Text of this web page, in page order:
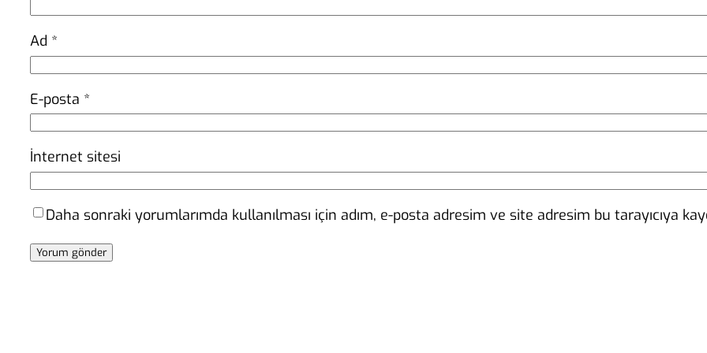
Ad *
E-posta *
İnternet sitesi
Daha sonraki yorumlarımda kullanılması için adım, e-posta adresim ve site adresim bu tarayıcıya